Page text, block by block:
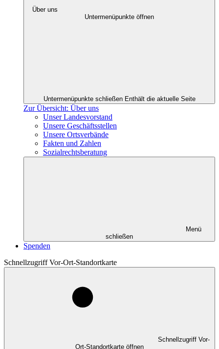
Über uns
Untermenüpunkte öffnen
Untermenüpunkte schließen Enthält die aktuelle Seite
Zur Übersicht: Über uns
Unser Landesvorstand
Unsere Geschäftsstellen
Unsere Ortsverbände
Fakten und Zahlen
Sozialrechtsberatung
Menü
schließen
Spenden
Schnellzugriff Vor-Ort-Standortkarte
Schnellzugriff Vor-
Ort-Standortkarte öffnen